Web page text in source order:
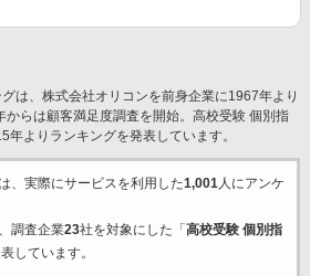
は、株式会社オリコンを前身企業に1967年より
からは顧客満足度調査を開始。高校受験 個別指
年よりランキングを発表しています。
、実際にサービスを利用した1,001人にアンケ
調査企業23社を対象にした「 高校受験 個別指
しています。